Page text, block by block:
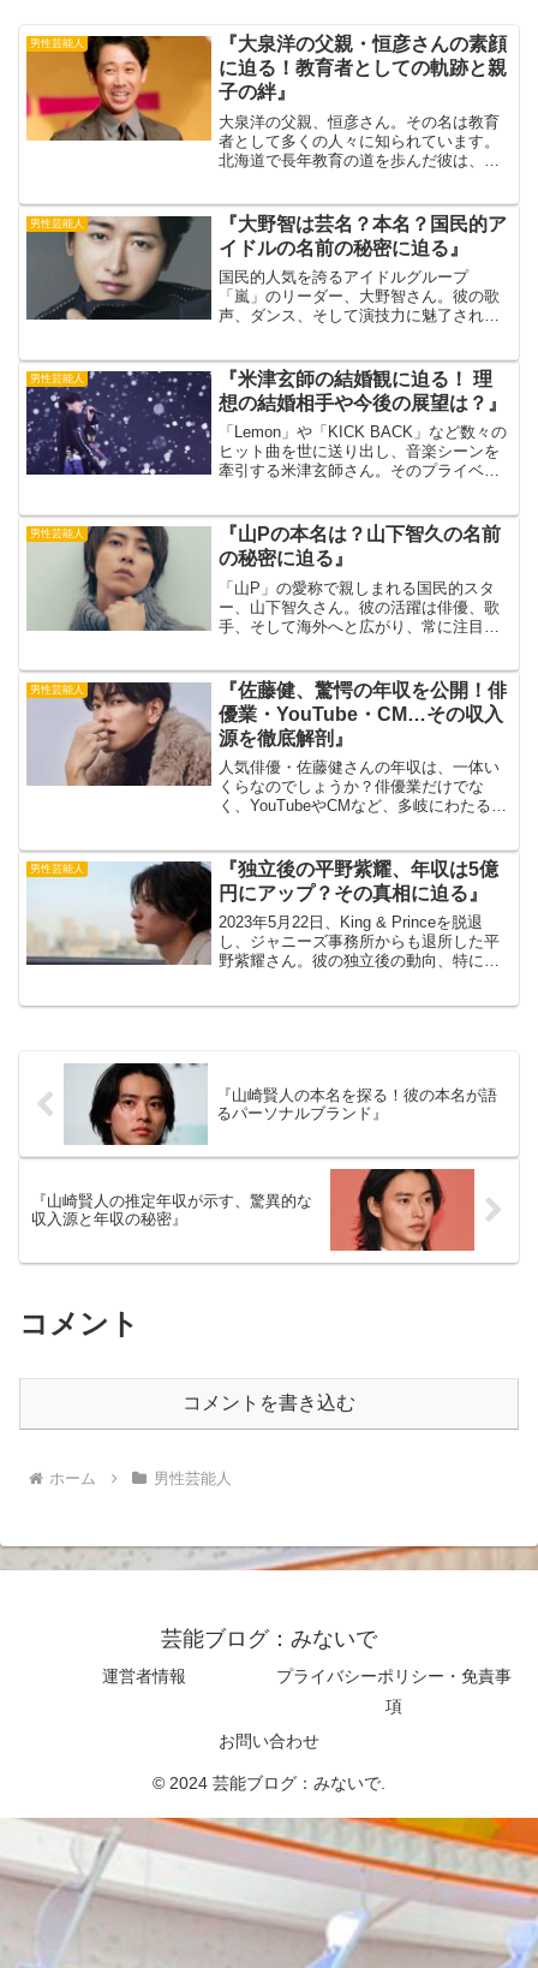
男性芸能人
『大泉洋の父親・恒彦さんの素顔
に迫る！教育者としての軌跡と親
子の絆』
大泉洋の父親、恒彦さん。その名は教育
者として多くの人々に知られています。
北海道で長年教育の道を歩んだ彼は、息
らの人生に大きな意味を与えています。
出典元：FQ japan...
男性芸能人
『大野智は芸名？本名？国民的ア
イドルの名前の秘密に迫る』
国民的人気を誇るアイドルグループ
「嵐」のリーダー、大野智さん。彼の歌
声、ダンス、そして演技力に魅了された
名前について疑問を抱いたことはありま
せんか？「大野智」は芸...
男性芸能人
『米津玄師の結婚観に迫る！ 理
想の結婚相手や今後の展望は？』
「Lemon」や「KICK BACK」など数々の
ヒット曲を世に送り出し、音楽シーンを
牽引する米津玄師さん。そのプライベー
れまで自身の結婚観について多くを語っ
てこなかった...
男性芸能人
『山Pの本名は？山下智久の名前
の秘密に迫る』
「山P」の愛称で親しまれる国民的スタ
ー、山下智久さん。彼の活躍は俳優、歌
手、そして海外へと広がり、常に注目を
という名前、芸名ではなく本名なので
す。出典元：ORICORN...
男性芸能人
『佐藤健、驚愕の年収を公開！俳
優業・YouTube・CM…その収入
源を徹底解剖』
人気俳優・佐藤健さんの年収は、一体い
くらなのでしょうか？俳優業だけでな
く、YouTubeやCMなど、多岐にわたる活
その内訳を解剖します。出典元：
ORICON NEWS映画...
男性芸能人
『独立後の平野紫耀、年収は5億
円にアップ？その真相に迫る』
2023年5月22日、King & Princeを脱退
し、ジャニーズ事務所からも退所した平
野紫耀さん。彼の独立後の動向、特に年
『山崎賢人の本名を探る！彼の本名が語
るパーソナルブランド』
『山崎賢人の推定年収が示す、驚異的な
収入源と年収の秘密』
コメント
コメントを書き込む
ホーム 男性芸能人
芸能ブログ：みないで
運営者情報
プライバシーポリシー・免責事
項
お問い合わせ
© 2024 芸能ブログ：みないで.